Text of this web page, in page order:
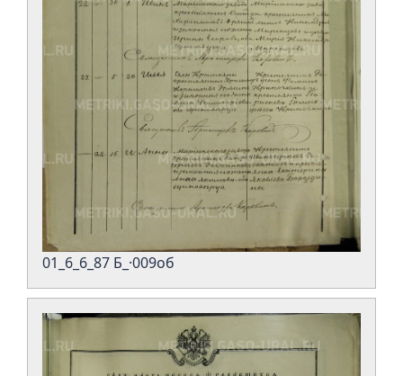
01_6_6_87 Б_·009об